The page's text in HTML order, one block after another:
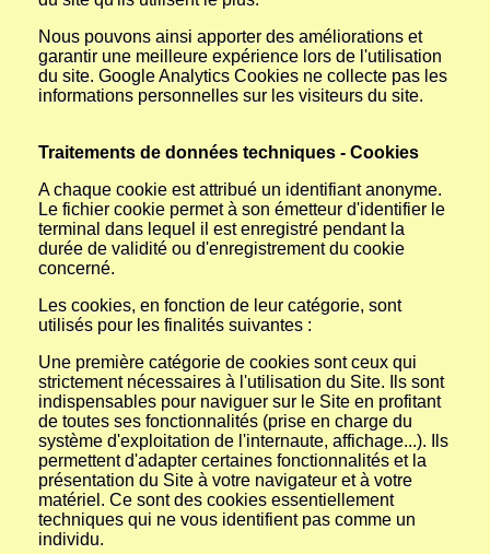
Nous pouvons ainsi apporter des améliorations et
garantir une meilleure expérience lors de l'utilisation
du site. Google Analytics Cookies ne collecte pas les
informations personnelles sur les visiteurs du site.
Traitements de données techniques - Cookies
A chaque cookie est attribué un identifiant anonyme.
Le fichier cookie permet à son émetteur d'identifier le
terminal dans lequel il est enregistré pendant la
durée de validité ou d'enregistrement du cookie
concerné.
Les cookies, en fonction de leur catégorie, sont
utilisés pour les finalités suivantes :
Une première catégorie de cookies sont ceux qui
strictement nécessaires à l'utilisation du Site. Ils sont
indispensables pour naviguer sur le Site en profitant
de toutes ses fonctionnalités (prise en charge du
système d'exploitation de l'internaute, affichage...). Ils
permettent d'adapter certaines fonctionnalités et la
présentation du Site à votre navigateur et à votre
matériel. Ce sont des cookies essentiellement
techniques qui ne vous identifient pas comme un
individu.